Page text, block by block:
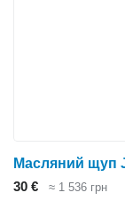
30 € ≈ 1 536 грн